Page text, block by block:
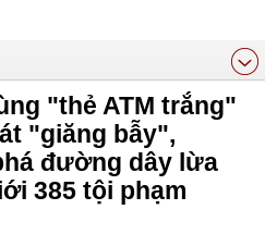
"thẻ ATM trắng"
"giăng bẫy",
đường dây lừa
385 tội phạm